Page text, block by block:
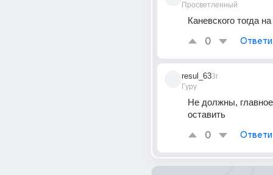
Просветленный
Каневского тогда
0
resul_63
Гуру
3г
Не должны,
оставить
0